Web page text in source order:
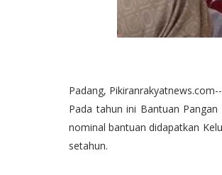
Padang, Pikiranrakyatnews.com--
Pada tahun ini Bantuan
nominal bantuan didapatkan
setahun.